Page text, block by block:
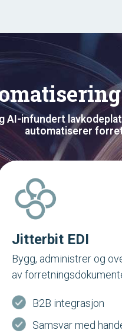
AI-infundert
automatiserer
Jitterbit EDI
Bygg, administrer og
av
B2B integrasjon
Samsvar med